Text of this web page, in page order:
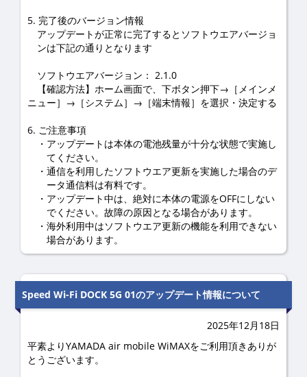
5. 完了後のバージョン情報
アップデートが正常に完了するとソフトウエアバージョ
ンは下記の通りとなります
ソフトウエアバージョン： 2.1.0
【確認方法】ホーム画面で、下ボタン押下→［メインメ
ニュー］→［システム］→［端末情報］を選択・決定する
6. ご注意事項
アップデートは本体の電池残量が十分な状態で実施し
てください。
通信を利用したソフトウエア更新を実施した場合のデ
ータ通信料は有料です。
アップデート中は、絶対に本体の電源をOFFにしない
でください。故障の原因となる場合があります。
海外利用中はソフトウエア更新の機能を利用できない
場合があります。
Speed Wi-Fi DOCK 5G 01のアップデート情報について
2025年12月18日
平素よりYAMADA air mobile WiMAXをご利用頂きありが
とうございます。